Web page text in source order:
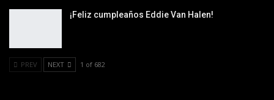
¡Feliz cumpleaños Eddie Van Halen!
PREV NEXT 1 of 682